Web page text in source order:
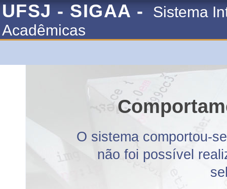
UFSJ - SIGAA -
Sistema
Acadêmicas
O sistema comportou-
não foi possível